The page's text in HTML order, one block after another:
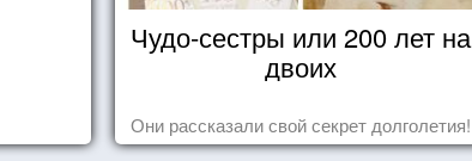
Чудо-сестры или 200 лет на
двоих
Они рассказали свой секрет долголетия!